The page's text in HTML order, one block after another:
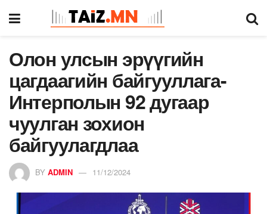
Олон улсын эрүүгийн
цагдаагийн байгууллага-
Интерполын 92 дугаар
чуулган зохион
байгуулагдлаа
BY ADMIN 11/12/2024